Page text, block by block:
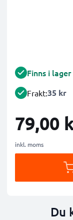
Finns i lager
Frakt:35 kr
79,00
inkl. moms
Du